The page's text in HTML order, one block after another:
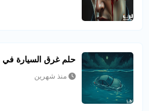
حلم غرق السيارة في
منذ شهرين